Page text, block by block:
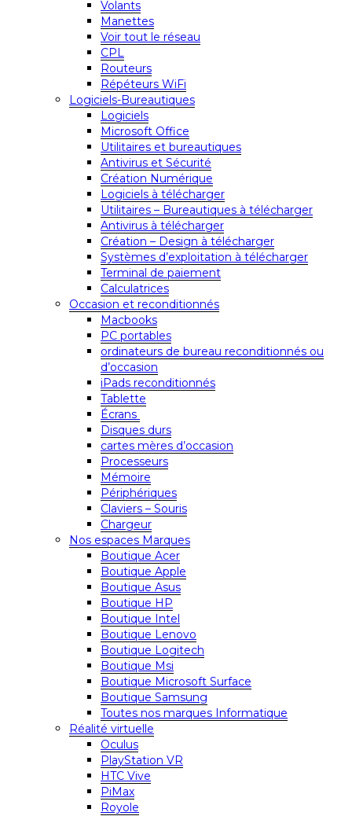
Volants
Manettes
Voir tout le réseau
CPL
Routeurs
Répéteurs WiFi
Logiciels-Bureautiques
Logiciels
Microsoft Office
Utilitaires et bureautiques
Antivirus et Sécurité
Création Numérique
Logiciels à télécharger
Utilitaires – Bureautiques à télécharger
Antivirus à télécharger
Création – Design à télécharger
Systèmes d’exploitation à télécharger
Terminal de paiement
Calculatrices
Occasion et reconditionnés
Macbooks
PC portables
ordinateurs de bureau reconditionnés ou
d’occasion
iPads reconditionnés
Tablette
Écrans
Disques durs
cartes mères d’occasion
Processeurs
Mémoire
Périphériques
Claviers – Souris
Chargeur
Nos espaces Marques
Boutique Acer
Boutique Apple
Boutique Asus
Boutique HP
Boutique Intel
Boutique Lenovo
Boutique Logitech
Boutique Msi
Boutique Microsoft Surface
Boutique Samsung
Toutes nos marques Informatique
Réalité virtuelle
Oculus
PlayStation VR
HTC Vive
PiMax
Royole